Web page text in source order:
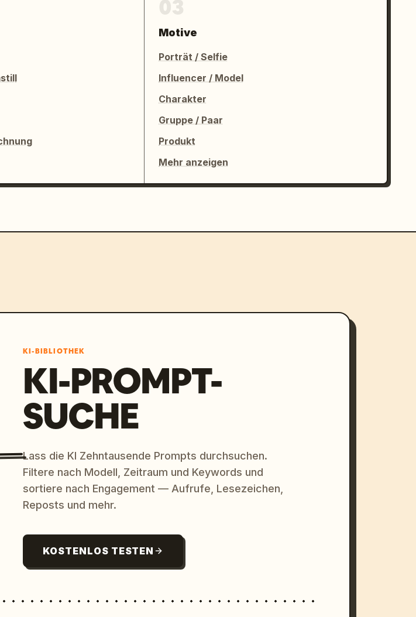
Motive
Porträt / Selfie
Influencer / Model
Charakter
Gruppe / Paar
Produkt
Mehr anzeigen
KI-BIBLIOTHEK
KI-PROMPT-
SUCHE
Lass die KI Zehntausende Prompts durchsuchen.
Filtere nach Modell, Zeitraum und Keywords und
sortiere nach Engagement — Aufrufe, Lesezeichen,
Reposts und mehr.
KOSTENLOS TESTEN